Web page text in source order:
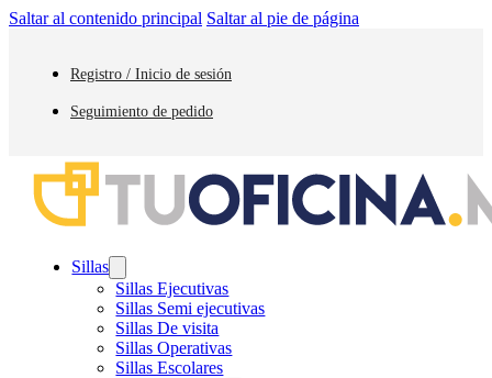
Saltar al contenido principal Saltar al pie de página
Registro / Inicio de sesión
Seguimiento de pedido
Sillas
Sillas Ejecutivas
Sillas Semi ejecutivas
Sillas De visita
Sillas Operativas
Sillas Escolares